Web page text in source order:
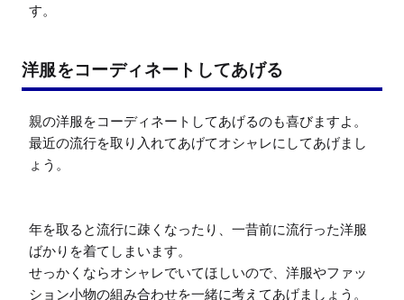
す。
洋服をコーディネートしてあげる
親の洋服をコーディネートしてあげるのも喜びますよ。
最近の流行を取り入れてあげてオシャレにしてあげまし
ょう。
年を取ると流行に疎くなったり、一昔前に流行った洋服
ばかりを着てしまいます。
せっかくならオシャレでいてほしいので、洋服やファッ
ション小物の組み合わせを一緒に考えてあげましょう。